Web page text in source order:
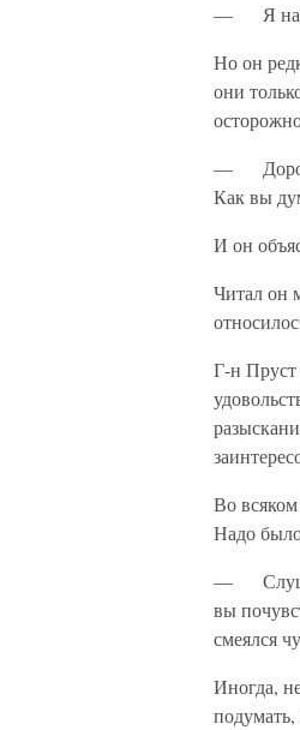
— Я
Но он
они
—
Как вы
И он
Читал он
Г-н Пруст
Во всяком
Надо
—
вы
смеялся
Иногда,